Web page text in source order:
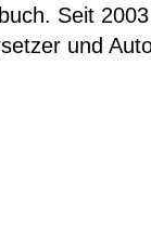
Seit
und